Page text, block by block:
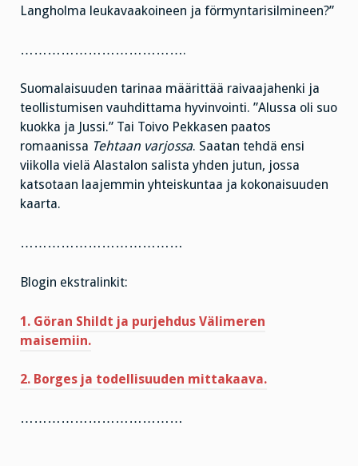
Langholma leukavaakoineen ja förmyntarisilmineen?”
……………………………….
Suomalaisuuden tarinaa määrittää raivaajahenki ja
teollistumisen vauhdittama hyvinvointi. ”Alussa oli suo
kuokka ja Jussi.” Tai Toivo Pekkasen paatos
romaanissa Tehtaan varjossa. Saatan tehdä ensi
viikolla vielä Alastalon salista yhden jutun, jossa
katsotaan laajemmin yhteiskuntaa ja kokonaisuuden
kaarta.
………………………………
Blogin ekstralinkit:
1. Göran Shildt ja purjehdus Välimeren
maisemiin.
2. Borges ja todellisuuden mittakaava.
………………………………